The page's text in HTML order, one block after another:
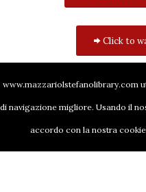
Click to
www.mazzariolstefanolibrary.com
di navigazione migliore. Usando il
accordo con la nostra